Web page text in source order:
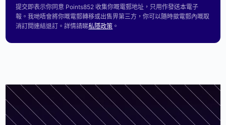
提交即表示你同意 Points852 收集你嘅電郵地址，只用作發送本電子
報。我哋唔會將你嘅電郵轉移或出售畀第三方，你可以隨時撳電郵內嘅取
消訂閱連結退訂。詳情請睇私隱政策 。